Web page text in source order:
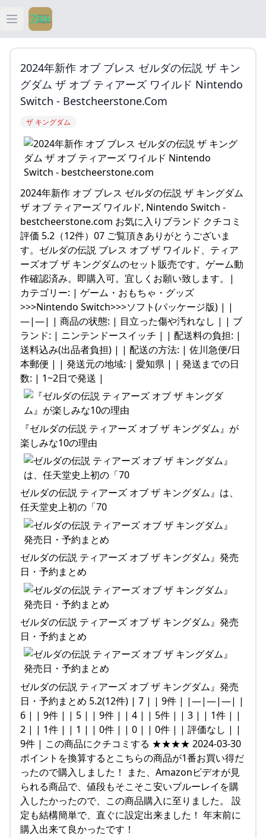
Open main menu
ティアキン
ティアキン 祠
ティアキン 攻略
2024年新作 オブ ブレス ゼルダの伝説 ザ キン
グダム ザ オブ ティアーズ ワイルド Nintendo
Switch - Bestcheerstone.com
ザ キングダム
2024年新作 オブ ブレス ゼルダの伝説 ザ キングダム
ザ オブ ティアーズ ワイルド, Nintendo Switch -
bestcheerstone.com お気に入りブランド クチコミ
評価 5.2（12件）07 ご覧頂きありがとうございま
す。ゼルダの伝説 ブレス オブ ザ ワイルド、ティア
ーズオブ ザ キングダムのセット販売です。ゲーム動
作確認済み。即購入可。宜しくお願い致します。|
カテゴリー: | ゲーム・おもちゃ・グッズ
>>>Nintendo Switch>>>ソフト(パッケージ版) | |
—|—| | 商品の状態: | 目立った傷や汚れなし | | ブ
ランド: | ニンテンドースイッチ | | 配送料の負担: |
送料込み(出品者負担) | | 配送の方法: | 佐川急便/日
本郵便 | | 発送元の地域: | 愛知県 | | 発送までの日
数: | 1~2日で発送 |
『ゼルダの伝説 ティアーズ オブ ザ キングダム』が
楽しみな10の理由
ゼルダの伝説 ティアーズ オブ ザ キングダム』は、
任天堂史上初の「70
ゼルダの伝説 ティアーズ オブ ザ キングダム』発売
日・予約まとめ
ゼルダの伝説 ティアーズ オブ ザ キングダム』発売
日・予約まとめ
ゼルダの伝説 ティアーズ オブ ザ キングダム』発売
日・予約まとめ 5.2(12件) | 7 | | 9件 | |—|—|—| |
6 | | 9件 | | 5 | | 9件 | | 4 | | 5件 | | 3 | | 1件 | |
2 | | 1件 | | 1 | | 0件 | | 0 | | 0件 | | 評価なし | |
9件 | この商品にクチコミする ★★★★ 2024-03-30
ポイントを換算するとこちらの商品が1番お買い得だ
ったので購入しました！ また、Amazonビデオが見
られる商品で、値段もそこそこ安いブルーレイを購
入したかったので、この商品購入に至りました。 設
定も結構簡単で、直ぐに設定出来ました！ 年末前に
購入出来て良かったです！